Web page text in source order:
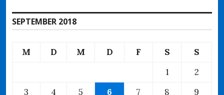
SEPTEMBER 2018
M D M D F S
S
1
2
3
4 5 6 7 8 9